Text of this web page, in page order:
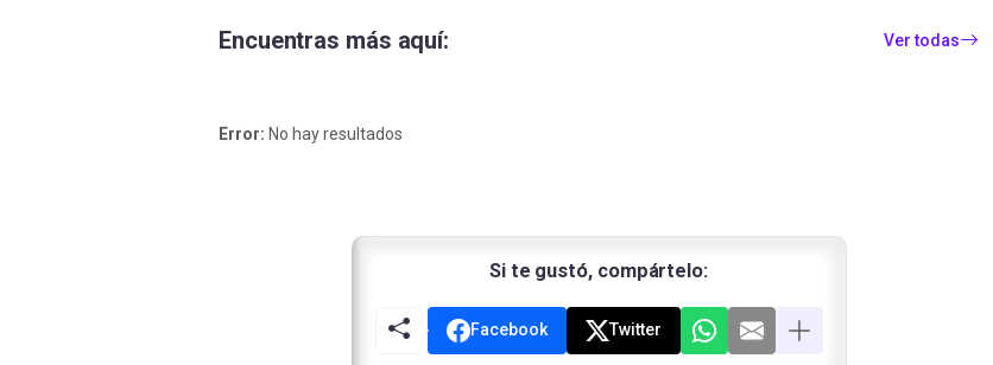
Encuentras más aquí: Ver todas
Error: No hay resultados
Si te gustó, compártelo:
Facebook Twitter